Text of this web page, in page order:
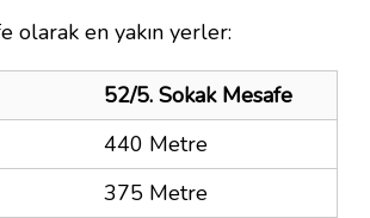
olarak en yakın yerler:
52/5. Sokak Mesafe
440 Metre
375 Metre